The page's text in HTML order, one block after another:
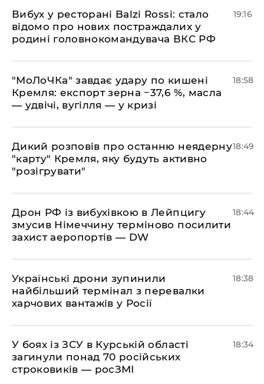
​Вибух у ресторані Balzi Rossi: стало
відомо про нових постраждалих у
родині головнокомандувача ВКС РФ
19:16
​"МоЛоЧКа" завдає удару по кишені
Кремля: експорт зерна −37,6 %, масла
— удвічі, вугілля — у кризі
18:58
​Дикий розповів про останню неядерну
"карту" Кремля, яку будуть активно
"розігрувати"
18:49
​Дрон РФ із вибухівкою в Лейпцигу
змусив Німеччину терміново посилити
захист аеропортів — DW
18:44
​Українські дрони зупинили
найбільший термінал з перевалки
харчових вантажів у Росії
18:38
​У боях із ЗСУ в Курській області
загинули понад 70 російських
строковиків — росЗМІ
18:34